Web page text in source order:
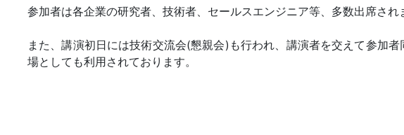
参加者は各企業の研究者、技術者、セールスエンジニア等、多数出席され
また、講演初日には技術交流会(懇親会)も行われ、講演者を交えて参加
場としても利用されております。